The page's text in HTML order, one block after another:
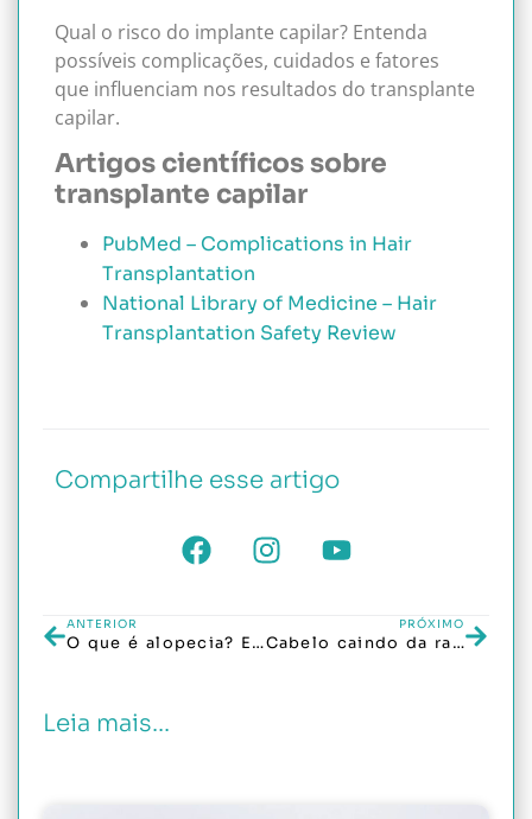
Qual o risco do implante capilar? Entenda
possíveis complicações, cuidados e fatores
que influenciam nos resultados do transplante
capilar.
Artigos científicos sobre
transplante capilar
PubMed – Complications in Hair
Transplantation
National Library of Medicine – Hair
Transplantation Safety Review
Compartilhe esse artigo
ANTERIOR
O que é alopecia? Entenda as causas, sintomas e tratamentos
PRÓXIMO
Cabelo caindo da raiz: o que pode ser?
Leia mais...